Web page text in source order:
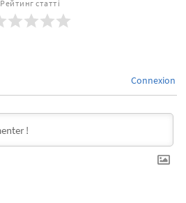
Рейтинг статті
Connexion